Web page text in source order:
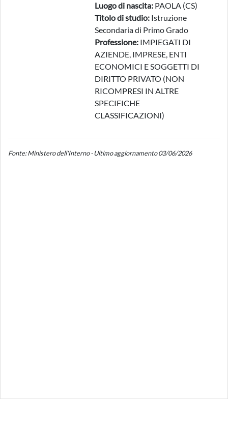
Luogo di nascita: PAOLA (CS)
Titolo di studio: Istruzione
Secondaria di Primo Grado
Professione: IMPIEGATI DI
AZIENDE, IMPRESE, ENTI
ECONOMICI E SOGGETTI DI
DIRITTO PRIVATO (NON
RICOMPRESI IN ALTRE
SPECIFICHE
CLASSIFICAZIONI)
Fonte: Ministero dell'Interno - Ultimo aggiornamento 03/06/2026